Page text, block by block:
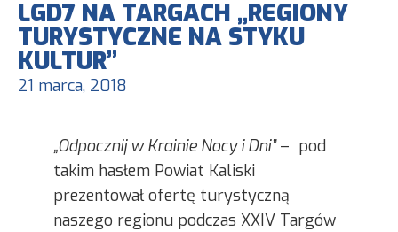
LGD7 NA TARGACH „REGIONY
TURYSTYCZNE NA STYKU
KULTUR”
21 marca, 2018
„Odpocznij w Krainie Nocy i Dni”– pod
takim hasłem Powiat Kaliski
prezentował ofertę turystyczną
naszego regionu podczas XXIV Targów